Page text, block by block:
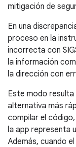
mitigación de
En una
proceso en la
incorrecta con
la información
la dirección con
Este modo resulta
alternativa más
compilar el
la app representa
Además, cuando